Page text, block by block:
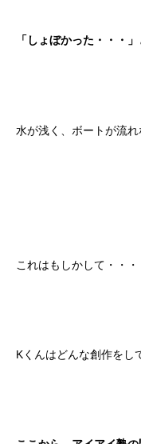
「しょぼかった・・・」
水が浅く、ボートが流れ
これはもしかして・・・
Kくんはどんな創作をし